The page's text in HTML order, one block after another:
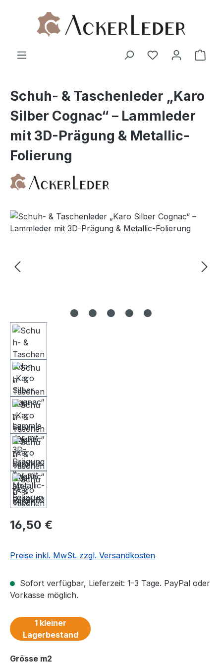
Zum Hauptinhalt springen
Schuh- & Taschenleder „Karo
Silber Cognac“ – Lammleder
mit 3D-Prägung & Metallic-
Folierung
Bildergalerie überspringen
Regulärer Preis:
16,50 €
Preise inkl. MwSt. zzgl. Versandkosten
Sofort verfügbar, Lieferzeit: 1-3 Tage. PayPal oder
Vorkasse möglich.
1 kleiner
Lagerbestand
Grösse m2